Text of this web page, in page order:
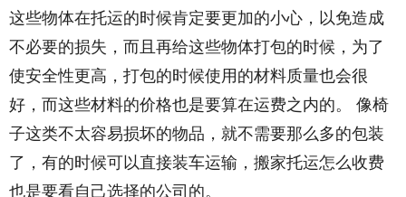
这些物体在托运的时候肯定要更加的小心，以免造成
不必要的损失，而且再给这些物体打包的时候，为了
使安全性更高，打包的时候使用的材料质量也会很
好，而这些材料的价格也是要算在运费之内的。 像椅
子这类不太容易损坏的物品，就不需要那么多的包装
了，有的时候可以直接装车运输，搬家托运怎么收费
也是要看自己选择的公司的。